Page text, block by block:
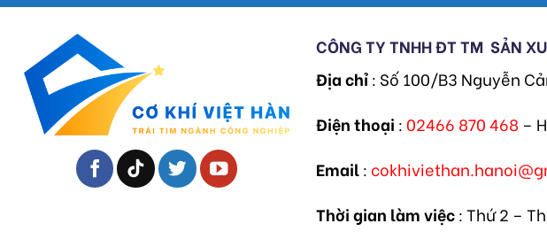
CÔNG TY TNHH ĐT TM SẢN
Địa chỉ: Số 100/B3 Nguyễn
Điện thoại : 02466 870 468 –
Email:
Thời gian làm việc: Thứ 2 –